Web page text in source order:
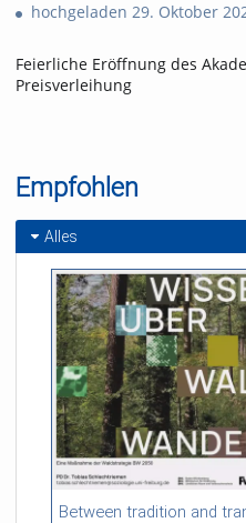
hochgeladen 29. Oktober
Feierliche Eröffnung des
Preisverleihung
Empfohlen
Alles
54:13 duration